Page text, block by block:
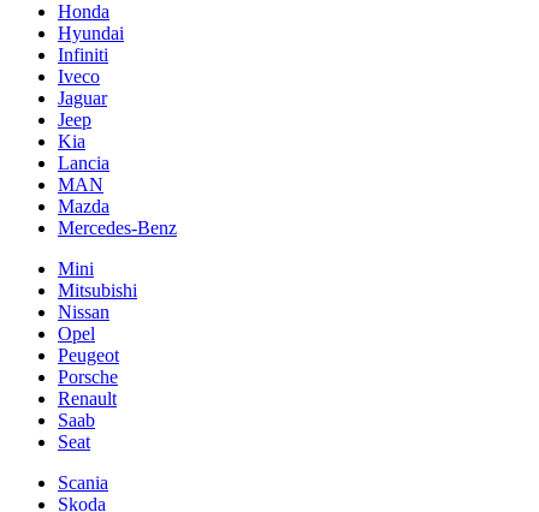
Honda
Hyundai
Infiniti
Iveco
Jaguar
Jeep
Kia
Lancia
MAN
Mazda
Mercedes-Benz
Mini
Mitsubishi
Nissan
Opel
Peugeot
Porsche
Renault
Saab
Seat
Scania
Skoda